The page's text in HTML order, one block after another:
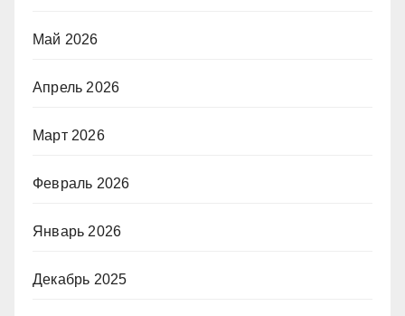
Май 2026
Апрель 2026
Март 2026
Февраль 2026
Январь 2026
Декабрь 2025